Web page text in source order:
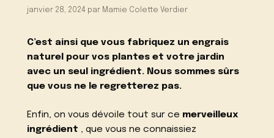
janvier 28, 2024 par Mamie Colette Verdier
C’est ainsi que vous fabriquez un engrais
naturel pour vos plantes et votre jardin
avec un seul ingrédient. Nous sommes sûrs
que vous ne le regretterez pas.
Enfin, on vous dévoile tout sur ce merveilleux
ingrédient , que vous ne connaissiez